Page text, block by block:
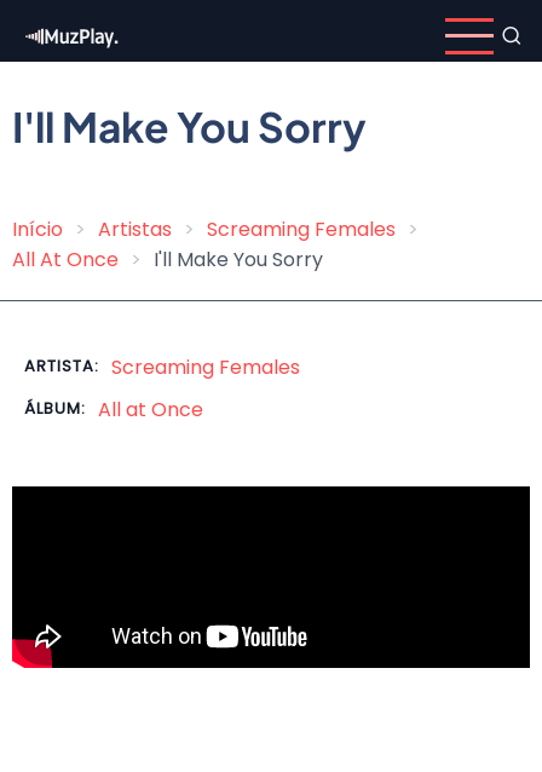
para
conteúdo
principal
I'll Make You Sorry
Trilha
Início Artistas
Screaming Females
All At Once
I'll Make You Sorry
ARTISTA: Screaming Females
ÁLBUM: All at Once